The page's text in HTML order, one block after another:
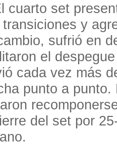
cuarto set
y
sufrió en
el
cada vez más
punto a
del set por